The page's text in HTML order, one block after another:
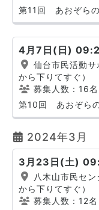
第11回 あおぞら
4月7日(日)
仙台市民活動サ
から下りてすぐ）
募集人数：16名
第10回 あおぞら
2024年3月
3月23日(土)
八木山市民セン
から下りてすぐ）
募集人数：12名